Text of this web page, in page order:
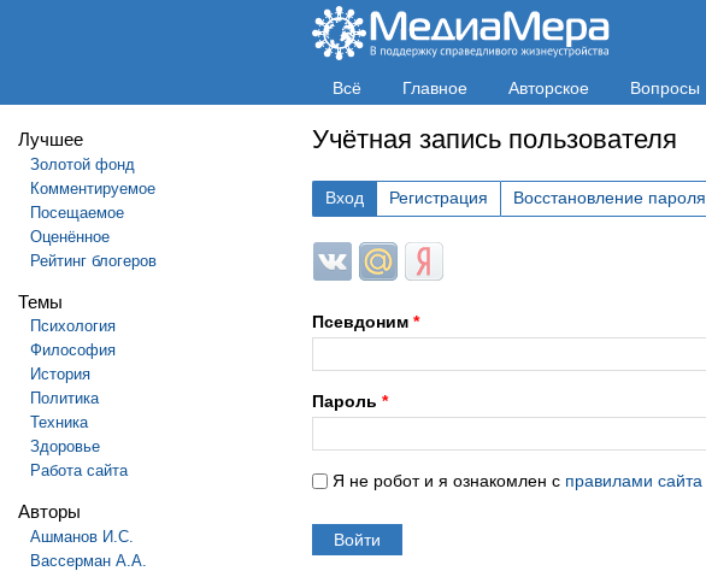
Всё Главное Авторское Вопросы
Лучшее
Золотой фонд
Комментируемое
Посещаемое
Оценённое
Рейтинг блогеров
Темы
Психология
Философия
История
Политика
Техника
Здоровье
Работа сайта
Авторы
Ашманов И.С.
Вассерман А.А.
Учётная запись пользователя
Вход Регистрация Восстановление пароля
Login with ВКонтакте
Login with Mail.ru
Login with Яндекс
Псевдоним *
Пароль *
Я не робот и я ознакомлен с правилами сайта